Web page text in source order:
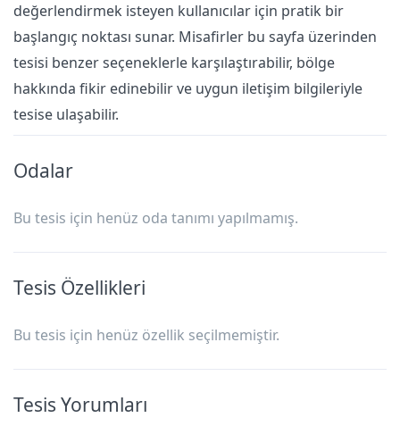
değerlendirmek isteyen kullanıcılar için pratik bir
başlangıç noktası sunar. Misafirler bu sayfa üzerinden
tesisi benzer seçeneklerle karşılaştırabilir, bölge
hakkında fikir edinebilir ve uygun iletişim bilgileriyle
tesise ulaşabilir.
Odalar
Bu tesis için henüz oda tanımı yapılmamış.
Tesis Özellikleri
Bu tesis için henüz özellik seçilmemiştir.
Tesis Yorumları